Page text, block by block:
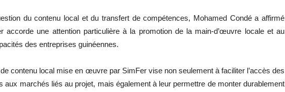
du contenu local et du transfert de compétences, Mohamed Condé a affirmé
accorde une attention particulière à la promotion de la main-d’œuvre locale et au
des entreprises guinéennes.
contenu local mise en œuvre par SimFer vise non seulement à faciliter l’accès des
aux marchés liés au projet, mais également à leur permettre de monter durablement